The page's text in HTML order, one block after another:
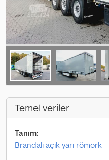
Temel veriler
Tanım:
Brandalı açık yarı römork